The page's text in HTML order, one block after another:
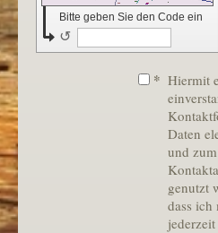
Bitte geben Sie den Code ein
↺
* Hiermit
Daten
und
genutzt
dass